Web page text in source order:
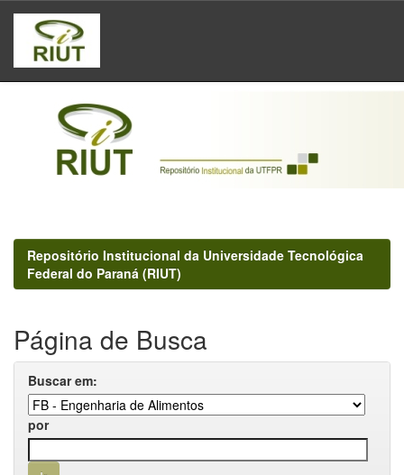
Skip
navigation
Repositório Institucional da Universidade Tecnológica
Federal do Paraná (RIUT)
Página de Busca
Buscar em:
por